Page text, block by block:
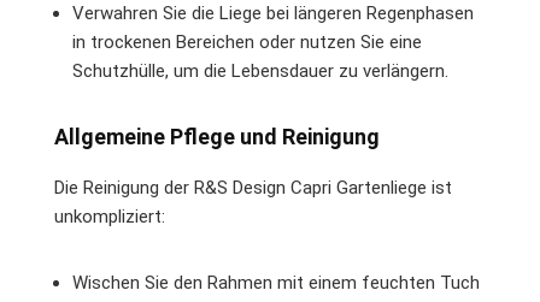
Verwahren Sie die Liege bei längeren Regenphasen
in trockenen Bereichen oder nutzen Sie eine
Schutzhülle, um die Lebensdauer zu verlängern.
Allgemeine Pflege und Reinigung
Die Reinigung der R&S Design Capri Gartenliege ist
unkompliziert:
Wischen Sie den Rahmen mit einem feuchten Tuch